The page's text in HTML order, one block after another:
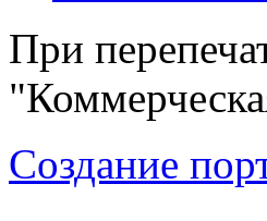
При
Создание